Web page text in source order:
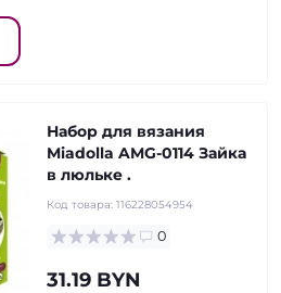
Набор для вязания
Miadolla AMG-0114 Зайка
в люльке .
Код товара: 116228054954
0
31.19 BYN